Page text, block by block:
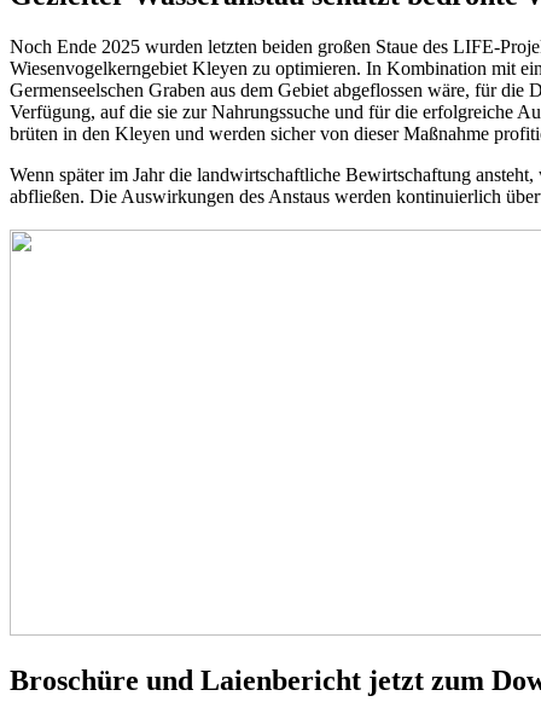
Noch Ende 2025 wurden letzten beiden großen Staue des LIFE-
Wiesenvogelkerngebiet Kleyen zu optimieren. In Kombination mit
Germenseelschen Graben aus dem Gebiet abgeflossen wäre, für
Verfügung, auf die sie zur Nahrungssuche und für die erfolgreiche
brüten in den Kleyen und werden sicher von dieser Maßnahme
Wenn später im Jahr die landwirtschaftliche Bewirtschaftung
abfließen. Die Auswirkungen des Anstaus werden kontinuierlich
Broschüre und Laienbericht jetzt zum